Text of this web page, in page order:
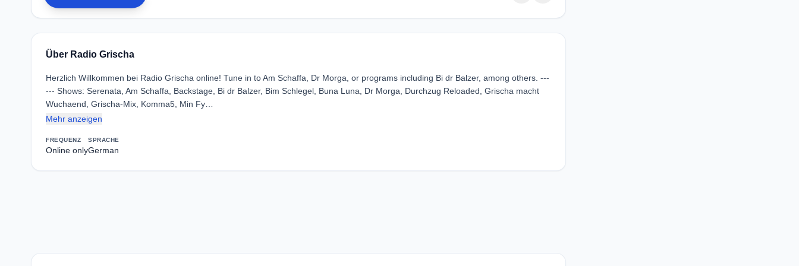
Über Radio Grischa
Herzlich Willkommen bei Radio Grischa online! Tune in to Am Schaffa, Dr Morga, or programs including Bi dr Balzer, among others. ---
--- Shows: Serenata, Am Schaffa, Backstage, Bi dr Balzer, Bim Schlegel, Buna Luna, Dr Morga, Durchzug Reloaded, Grischa macht
Wuchaend, Grischa-Mix, Komma5, Min Fy…
Mehr anzeigen
FREQUENZ
Online only
SPRACHE
German